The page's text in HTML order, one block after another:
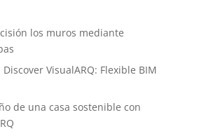
los muros mediante
VisualARQ: Flexible BIM
de una casa sostenible con